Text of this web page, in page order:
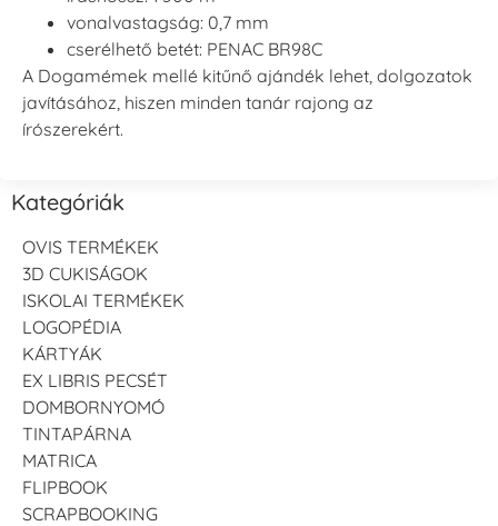
vonalvastagság: 0,7 mm
cserélhető betét: PENAC BR98C
A Dogamémek mellé kitűnő ajándék lehet, dolgozatok
javításához, hiszen minden tanár rajong az
írószerekért.
Kategóriák
OVIS TERMÉKEK
3D CUKISÁGOK
ISKOLAI TERMÉKEK
LOGOPÉDIA
KÁRTYÁK
EX LIBRIS PECSÉT
DOMBORNYOMÓ
TINTAPÁRNA
MATRICA
FLIPBOOK
SCRAPBOOKING